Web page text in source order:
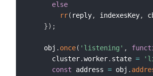
else
rr( reply, indexesKey,
}) ;
    obj
. once( 'listening' ,
      cluster
.worker. state =
const address = obj .